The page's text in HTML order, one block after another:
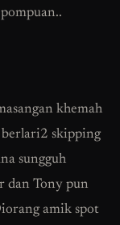
khemah
skipping
sungguh
dan Tony pun
amik spot